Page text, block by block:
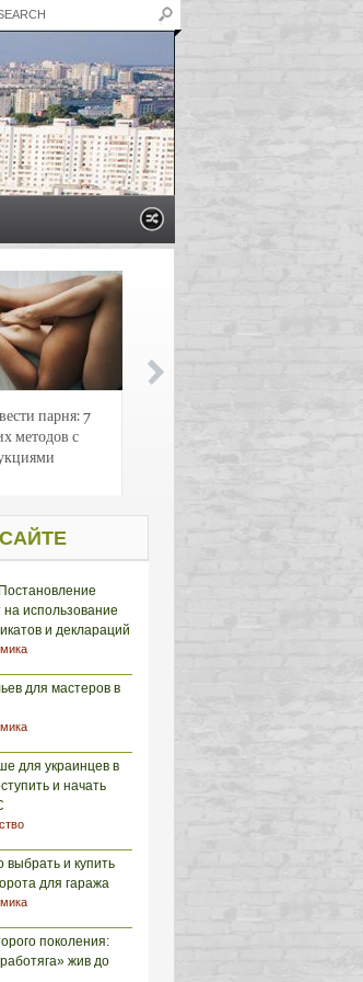
парня: 7
методов с
использование
и деклараций
для мастеров в
для украинцев в
и начать
выбрать и купить
для гаража
поколения:
жив до